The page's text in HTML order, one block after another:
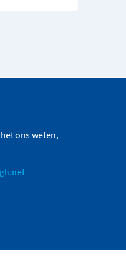
ons weten,